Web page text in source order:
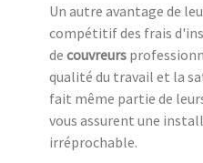
Un autre avantage de
compétitif des frais
de couvreurs
qualité du travail et la
fait même partie de
vous assurent une
irréprochable.